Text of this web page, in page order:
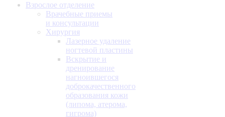
Взрослое отделение
Врачебные приемы
и консультации
Хирургия
Лазерное удаление
ногтевой пластины
Вскрытие и
дренирование
нагноившегося
доброкачественного
образования кожи
(липома, атерома,
гигрома)